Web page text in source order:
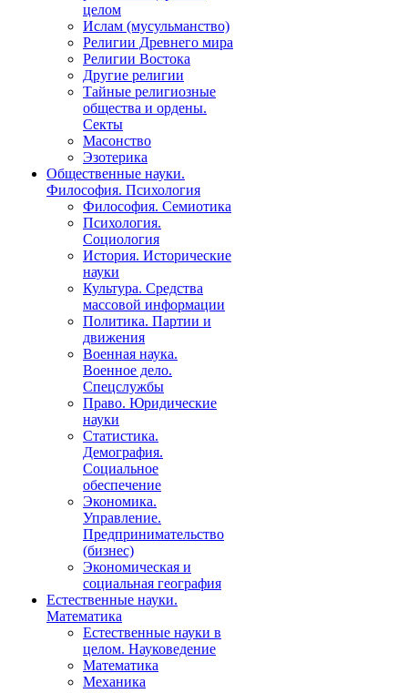
целом
Ислам (мусульманство)
Религии Древнего мира
Религии Востока
Другие религии
Тайные религиозные
общества и ордены.
Секты
Масонство
Эзотерика
Общественные науки.
Философия. Психология
Философия. Семиотика
Психология.
Социология
История. Исторические
науки
Культура. Средства
массовой информации
Политика. Партии и
движения
Военная наука.
Военное дело.
Спецслужбы
Право. Юридические
науки
Статистика.
Демография.
Социальное
обеспечение
Экономика.
Управление.
Предпринимательство
(бизнес)
Экономическая и
социальная география
Естественные науки.
Математика
Естественные науки в
целом. Науковедение
Математика
Механика